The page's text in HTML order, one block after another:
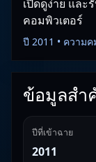
เปิดดูง่าย แล
คอมพิวเตอร์
ปี 2011 • ความ
ข้อมูลสำ
ปีที่เข้าฉาย
2011